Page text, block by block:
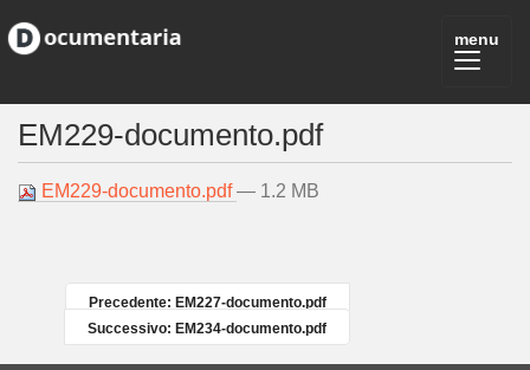
EM229-documento.pdf
EM229-documento.pdf— 1.2 MB
Precedente: EM227-documento.pdf
Successivo: EM234-documento.pdf